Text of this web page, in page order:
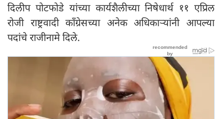
दिलीप पोटफोडे यांच्या कार्यशैलीच्या निषेधार्थ ११ एप्रिल
रोजी राष्ट्रवादी काँग्रेसच्या अनेक अधिकाऱ्यांनी आपल्या
पदांचे राजीनामे दिले.